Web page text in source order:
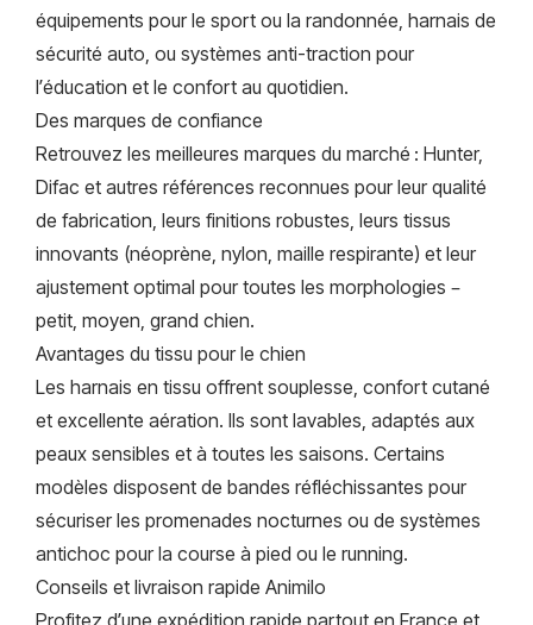
équipements pour le sport ou la randonnée, harnais de
sécurité auto, ou systèmes anti-traction pour
l’éducation et le confort au quotidien.
Des marques de confiance
Retrouvez les meilleures marques du marché : Hunter,
Difac et autres références reconnues pour leur qualité
de fabrication, leurs finitions robustes, leurs tissus
innovants (néoprène, nylon, maille respirante) et leur
ajustement optimal pour toutes les morphologies –
petit, moyen, grand chien.
Avantages du tissu pour le chien
Les harnais en tissu offrent souplesse, confort cutané
et excellente aération. Ils sont lavables, adaptés aux
peaux sensibles et à toutes les saisons. Certains
modèles disposent de bandes réfléchissantes pour
sécuriser les promenades nocturnes ou de systèmes
antichoc pour la course à pied ou le running.
Conseils et livraison rapide Animilo
Profitez d’une expédition rapide partout en France et